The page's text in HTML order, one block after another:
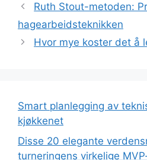
Ruth Stout-metoden:
hagearbeidsteknikken
Hvor mye koster det å
Smart planlegging av
kjøkkenet
Disse 20 elegante
turneringens virkelige